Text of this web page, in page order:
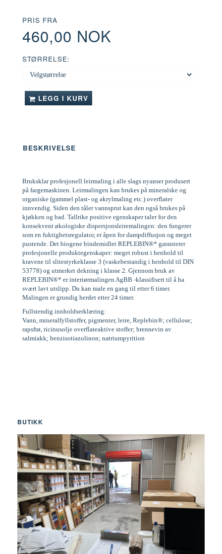
PRIS FRA
460,00 NOK
STØRRELSE:
LEGG I KURV
BESKRIVELSE
Bruksklar profesjonell leirmaling i alle slags nyanser produsert
på fargemaskinen. Leirmalingen kan brukes på mineralske og
organiske (gammel plast- og akrylmaling etc.) overflater
innvendig. Siden den tåler vannsprut kan den også brukes på
kjøkken og bad. Tallrike positive egenskaper taler for den
konsekvent økologiske dispersjonsleiremalingen: den fungerer
som en fuktighetsregulator, er åpen for dampdiffusjon og meget
pustende. Det biogene bindemidlet REPLEBIN®* garanterer
profesjonelle produktegenskaper: meget robust i henhold til
kravene til slitestyrkeklasse 3 (vaskebestandig i henhold til DIN
53778) og utmerket dekning i klasse 2. Gjennom bruk av
REPLEBIN®* er interiørmalingen AgBB -klassifisert til å ha
svært lavt utslipp. Du kan male en gang til etter 6 timer.
Malingen er grundig herdet etter 24 timer.
Fullstendig innholdserklæring:
Vann, mineralfyllstoffer, pigmenter, leire, Replebin®; cellulose;
rapsfrø, ricinusolje overflateaktive stoffer; brennevin av
salmiakk; benzisotiazolinon; natriumpyrition
BUTIKK